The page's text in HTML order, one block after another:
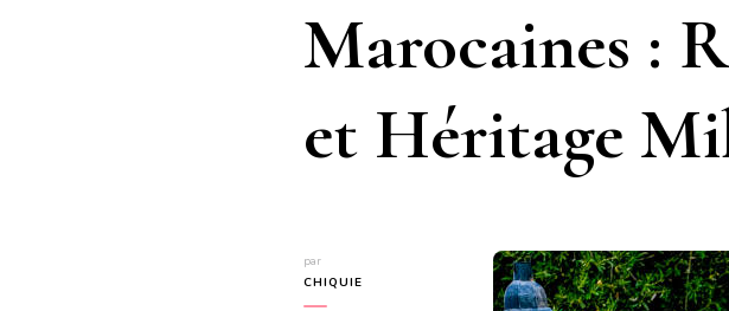
Marocaines :
et Héritage
par
CHIQUIE